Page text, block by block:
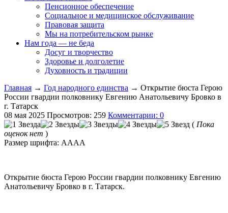
Пенсионное обеспечение
Социальное и медицинское обслуживание
Правовая защита
Мы на потребительском рынке
Нам года — не беда
Досуг и творчество
Здоровье и долголетие
Духовность и традиции
Главная → Год народного единства → Открытие бюста Герою
России гвардии полковнику Евгению Анатольевичу Бровко в
г. Татарск
08 мая 2025 Просмотров: 259 Комментарии: 0
( Пока
оценок нет )
Размер шрифта: AAAA
Открытие бюста Герою России гвардии полковнику Евгению
Анатольевичу Бровко в г. Татарск.